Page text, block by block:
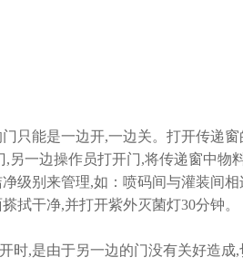
能是一边开,一边关。打开传递窗
一边操作员打开门,将传递窗中物
级别来管理,如：喷码间与灌装间
拭干净,并打开紫外灭菌灯30分钟。
时,是由于另一边的门没有关好造